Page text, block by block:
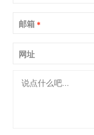
邮箱 *
网址